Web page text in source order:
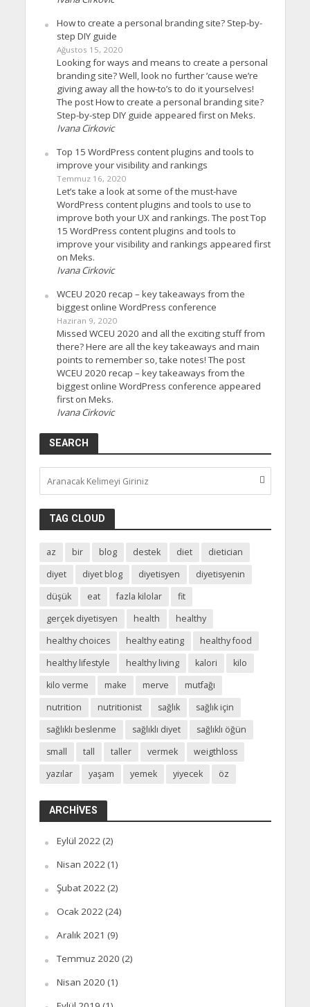
How to create a personal branding site? Step-by-
step DIY guide
Ağustos 15, 2020
Looking for ways and means to create a personal
branding site? Well, look no further ’cause we’re
giving away all the how-to’s to do it yourselves!
The post How to create a personal branding site?
Step-by-step DIY guide appeared first on Meks.
Ivana Cirkovic
Top 15 WordPress content plugins and tools to
improve your visibility and rankings
Temmuz 16, 2020
Let’s take a look at some of the must-have
WordPress content plugins and tools to use to
improve both your UX and rankings. The post Top
15 WordPress content plugins and tools to
improve your visibility and rankings appeared first
on Meks.
Ivana Cirkovic
WCEU 2020 recap – key takeaways from the
biggest online WordPress conference
Haziran 9, 2020
Missed WCEU 2020 and all the exciting stuff from
there? Here are all the key takeaways and main
points to remember so, take notes! The post
WCEU 2020 recap – key takeaways from the
biggest online WordPress conference appeared
first on Meks.
Ivana Cirkovic
SEARCH
TAG CLOUD
az bir blog destek diet
dietician
diyet
diyet blog diyetisyen
diyetisyenin
düşük
eat fazla kilolar
fit
gerçek diyetisyen
health
healthy
healthy choices
healthy eating
healthy food
healthy lifestyle
healthy living kalori
kilo
kilo verme
make merve
mutfağı
nutrition
nutritionist sağlık
sağlık için
sağlıklı beslenme
sağlıklı diyet
sağlıklı öğün
small
tall taller vermek
weigthloss
yazılar
yaşam yemek yiyecek öz
ARCHIVES
Eylül 2022(2)
Nisan 2022(1)
Şubat 2022(2)
Ocak 2022(24)
Aralık 2021 (9)
Temmuz 2020 (2)
Nisan 2020 (1)